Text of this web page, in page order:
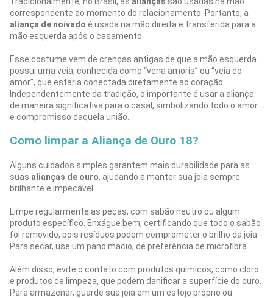
correspondente ao momento do relacionamento. Portanto, a
aliança de noivado é usada na mão direita e transferida para a
mão esquerda após o casamento.
Esse costume vem de crenças antigas de que a mão esquerda
possui uma veia, conhecida como “vena amoris” ou “veia do
amor”, que estaria conectada diretamente ao coração.
Independentemente da tradição, o importante é usar a aliança
de maneira significativa para o casal, simbolizando todo o amor
e compromisso daquela união.
Como limpar a Aliança de Ouro 18?
Alguns cuidados simples garantem mais durabilidade para as
suas alianças de ouro, ajudando a manter sua joia sempre
brilhante e impecável.
Limpe regularmente as peças, com sabão neutro ou algum
produto específico. Enxágue bem, certificando que todo o sabão
foi removido, pois resíduos podem comprometer o brilho da joia.
Para secar, use um pano macio, de preferência de microfibra.
Além disso, evite o contato com produtos químicos, como cloro
e produtos de limpeza, que podem danificar a superfície do ouro.
Para armazenar, guarde sua joia em um estojo próprio ou